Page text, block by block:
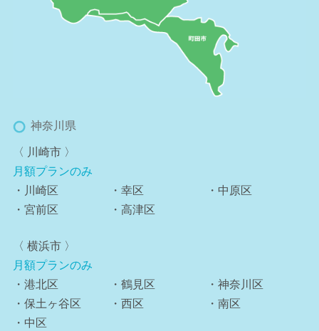
神奈川県
〈 川崎市 〉
月額プランのみ
・川崎区
・幸区
・中原区
・宮前区
・高津区
〈 横浜市 〉
月額プランのみ
・港北区
・鶴見区
・神奈川区
・保土ヶ谷区
・西区
・南区
・中区